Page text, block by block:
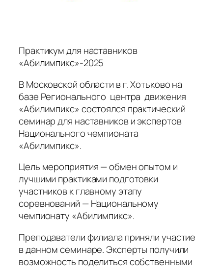
Практикум для наставников
«Абилимпикс»-2025
В Московской области в г. Хотьково на
базе Регионального центра движения
«Абилимпикс» состоялся практический
семинар для наставников и экспертов
Национального чемпионата
«Абилимпикс».
Цель мероприятия — обмен опытом и
лучшими практиками подготовки
участников к главному этапу
соревнований — Национальному
чемпионату «Абилимпикс».
Преподаватели филиала приняли участие
в данном семинаре. Эксперты получили
возможность поделиться собственными